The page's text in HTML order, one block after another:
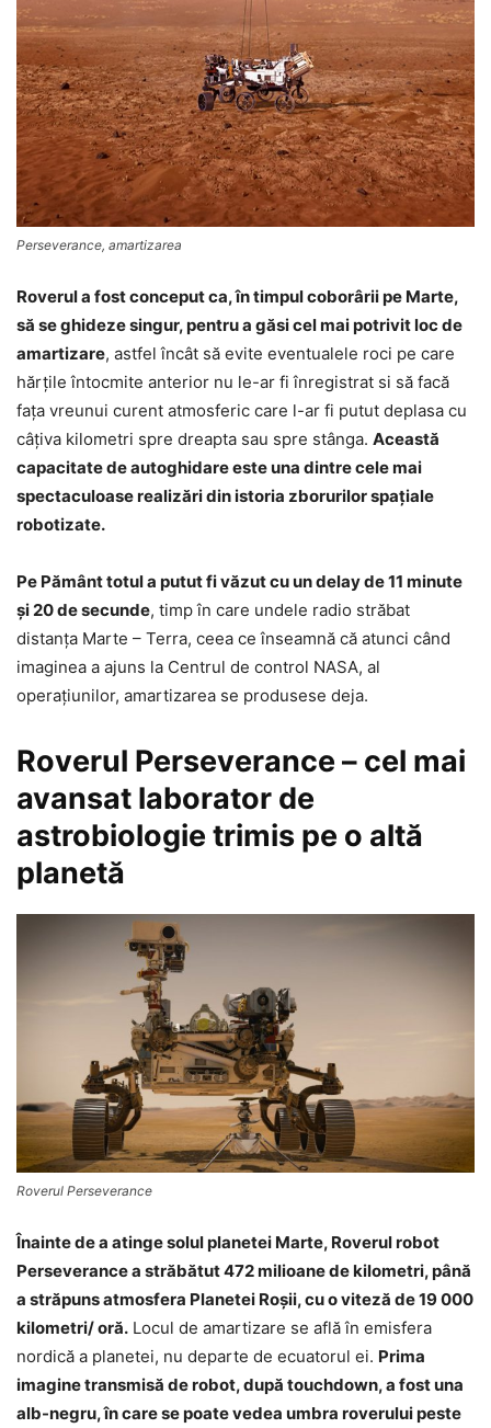
Perseverance, amartizarea
Roverul a fost conceput ca, în timpul coborârii pe Marte,
să se ghideze singur, pentru a găsi cel mai potrivit loc de
amartizare, astfel încât să evite eventualele roci pe care
hărţile întocmite anterior nu le-ar fi înregistrat si să facă
faţa vreunui curent atmosferic care l-ar fi putut deplasa cu
câţiva kilometri spre dreapta sau spre stânga. Această
capacitate de autoghidare este una dintre cele mai
spectaculoase realizări din istoria zborurilor spaţiale
robotizate.
Pe Pământ totul a putut fi văzut cu un delay de 11 minute
şi 20 de secunde, timp în care undele radio străbat
distanţa Marte – Terra, ceea ce înseamnă că atunci când
imaginea a ajuns la Centrul de control NASA, al
operaţiunilor, amartizarea se produsese deja.
Roverul Perseverance – cel mai
avansat laborator de
astrobiologie trimis pe o altă
planetă
Roverul Perseverance
Înainte de a atinge solul planetei Marte, Roverul robot
Perseverance a străbătut 472 milioane de kilometri, până
a străpuns atmosfera Planetei Roşii, cu o viteză de 19 000
kilometri/ oră. Locul de amartizare se află în emisfera
nordică a planetei, nu departe de ecuatorul ei. Prima
imagine transmisă de robot, după touchdown, a fost una
alb-negru, în care se poate vedea umbra roverului peste